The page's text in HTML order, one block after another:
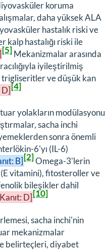
koruma
daha yüksek ALA
hastalık riski ve
kalp hastalığı riski ile
[5]Mekanizmalar arasında
iyileştirilmiş
trigliseritler ve düşük kan
D][4]
yolakların modülasyonu
sacha inchi
sonra önemli
6'yı (IL-6)
B][2]Omega-3'lerin
vitamini), fitosteroller ve
bileşikler dahil
D][10]
sacha inchi'nin
mekanizmalar
belirteçleri, diyabet